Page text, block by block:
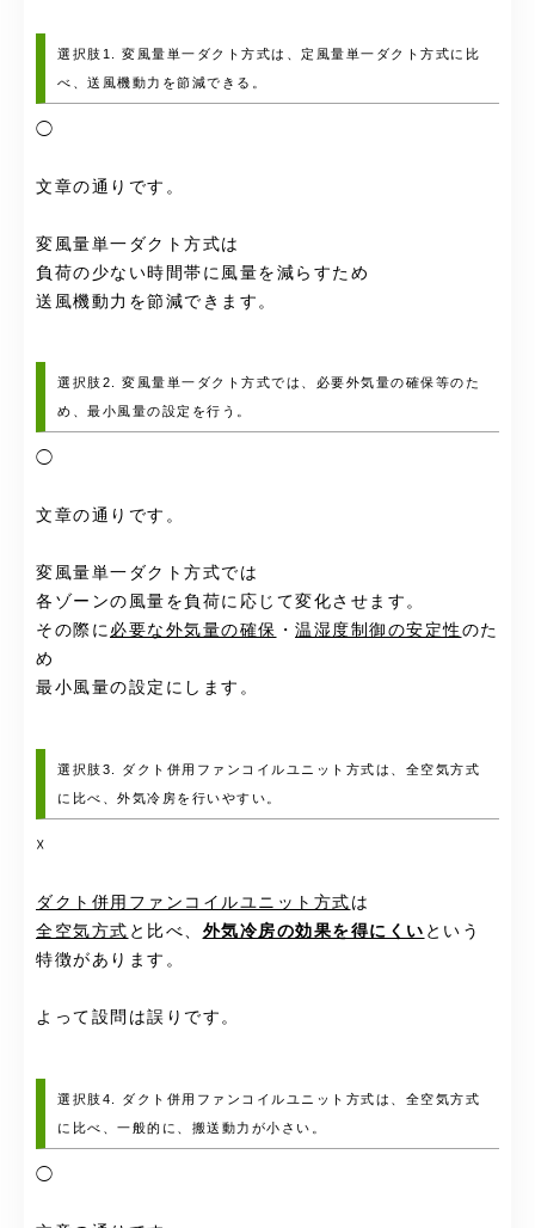
選択肢1. 変風量単一ダクト方式は、定風量単一ダクト方式に比
べ、送風機動力を節減できる。
◯
文章の通りです。
変風量単一ダクト方式は
負荷の少ない時間帯に風量を減らすため
送風機動力を節減できます。
選択肢2. 変風量単一ダクト方式では、必要外気量の確保等のた
め、最小風量の設定を行う。
◯
文章の通りです。
変風量単一ダクト方式では
各ゾーンの風量を負荷に応じて変化させます。
その際に 必要な外気量の確保 ・ 温湿度制御の安定性 のた
め
最小風量の設定にします。
選択肢3. ダクト併用ファンコイルユニット方式は、全空気方式
に比べ、外気冷房を行いやすい。
☓
ダクト併用ファンコイルユニット方式 は
全空気方式 と比べ、 外気冷房の効果を得にくい という
特徴があります。
よって設問は誤りです。
選択肢4. ダクト併用ファンコイルユニット方式は、全空気方式
に比べ、一般的に、搬送動力が小さい。
◯